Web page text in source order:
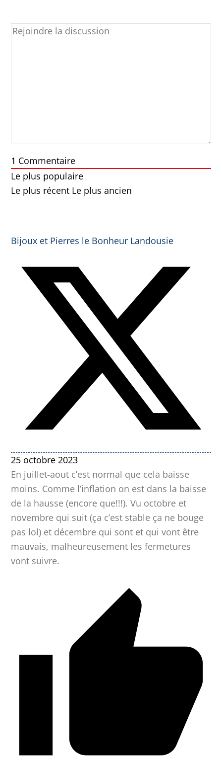
1 Commentaire
Le plus populaire
Le plus récent Le plus ancien
Bijoux et Pierres le Bonheur Landousie
25 octobre 2023
En juillet-aout c’est normal que cela baisse
moins. Comme l’inflation on est dans la baisse
de la hausse (encore que!!!). Vu octobre et
novembre qui suit (ça c’est stable ça ne bouge
pas lol) et décembre qui sont et qui vont être
mauvais, malheureusement les fermetures
vont suivre.